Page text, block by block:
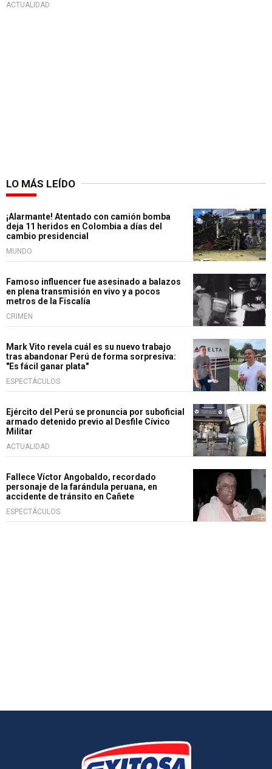
ACTUALIDAD
LO MÁS LEÍDO
¡Alarmante! Atentado con camión bomba
deja 11 heridos en Colombia a días del
cambio presidencial
MUNDO
Famoso influencer fue asesinado a balazos
en plena transmisión en vivo y a pocos
metros de la Fiscalía
CRIMEN
Mark Vito revela cuál es su nuevo trabajo
tras abandonar Perú de forma sorpresiva:
"Es fácil ganar plata"
ESPECTÁCULOS
Ejército del Perú se pronuncia por suboficial
armado detenido previo al Desfile Cívico
Militar
ACTUALIDAD
Fallece Víctor Angobaldo, recordado
personaje de la farándula peruana, en
accidente de tránsito en Cañete
ESPECTÁCULOS